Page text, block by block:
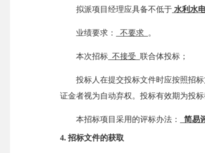
拟派项目经理应具备不低于 水利水
业绩要求： 不要求 。
本次招标 不接受 联合体投标；
投标人在提交投标文件时应按照招
证金者视为自动弃权。投标有效期为投
本招标项目采用的评标办法： 简易
4. 招标文件的获取